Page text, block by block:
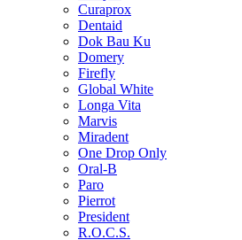
Curaprox
Dentaid
Dok Bau Ku
Domery
Firefly
Global White
Longa Vita
Marvis
Miradent
One Drop Only
Oral-B
Paro
Pierrot
President
R.O.C.S.